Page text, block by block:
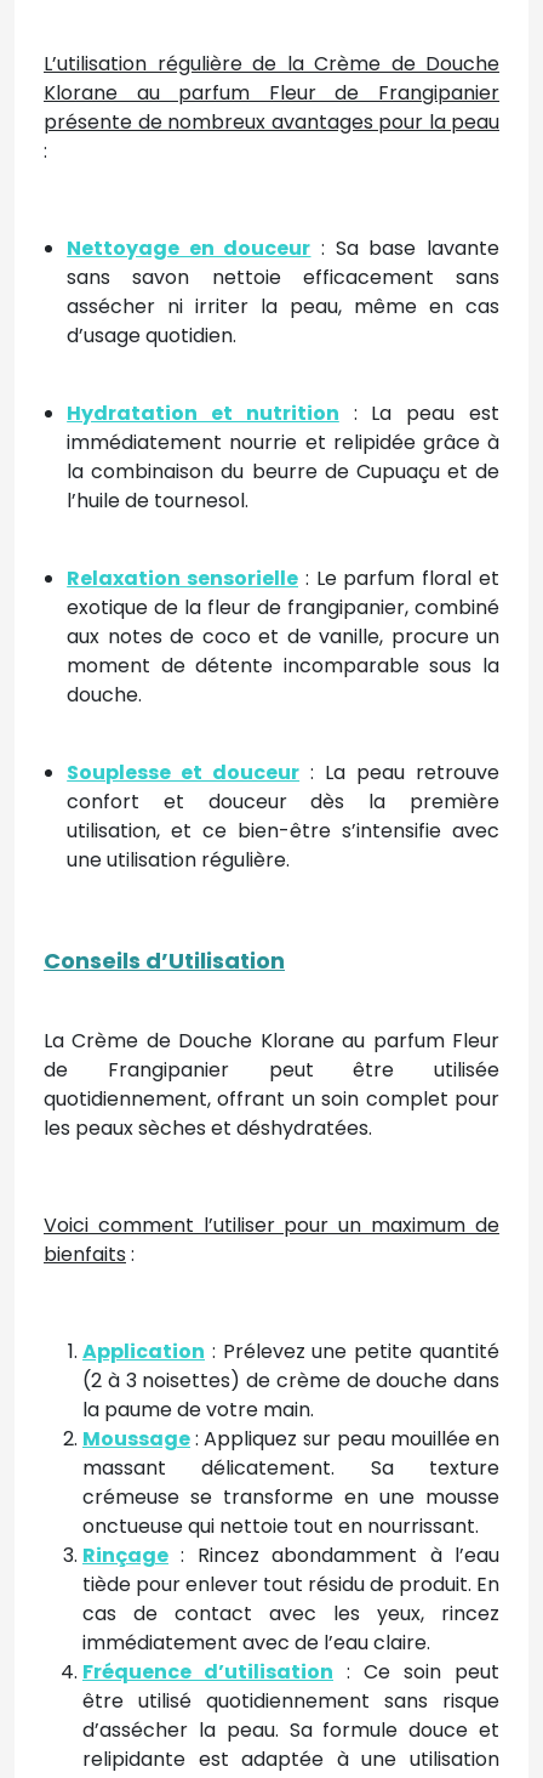
L’utilisation régulière de la Crème de Douche
Klorane au parfum Fleur de Frangipanier
présente de nombreux avantages pour la peau
:
Nettoyage en douceur : Sa base lavante
sans savon nettoie efficacement sans
assécher ni irriter la peau, même en cas
d’usage quotidien.
Hydratation et nutrition : La peau est
immédiatement nourrie et relipidée grâce à
la combinaison du beurre de Cupuaçu et de
l’huile de tournesol.
Relaxation sensorielle : Le parfum floral et
exotique de la fleur de frangipanier, combiné
aux notes de coco et de vanille, procure un
moment de détente incomparable sous la
douche.
Souplesse et douceur : La peau retrouve
confort et douceur dès la première
utilisation, et ce bien-être s’intensifie avec
une utilisation régulière.
Conseils d’Utilisation
La Crème de Douche Klorane au parfum Fleur
de Frangipanier peut être utilisée
quotidiennement, offrant un soin complet pour
les peaux sèches et déshydratées.
Voici comment l’utiliser pour un maximum de
bienfaits :
Application : Prélevez une petite quantité
(2 à 3 noisettes) de crème de douche dans
la paume de votre main.
Moussage: Appliquez sur peau mouillée en
massant délicatement. Sa texture
crémeuse se transforme en une mousse
onctueuse qui nettoie tout en nourrissant.
Rinçage : Rincez abondamment à l’eau
tiède pour enlever tout résidu de produit. En
cas de contact avec les yeux, rincez
immédiatement avec de l’eau claire.
Fréquence d’utilisation : Ce soin peut
être utilisé quotidiennement sans risque
d’assécher la peau. Sa formule douce et
relipidante est adaptée à une utilisation